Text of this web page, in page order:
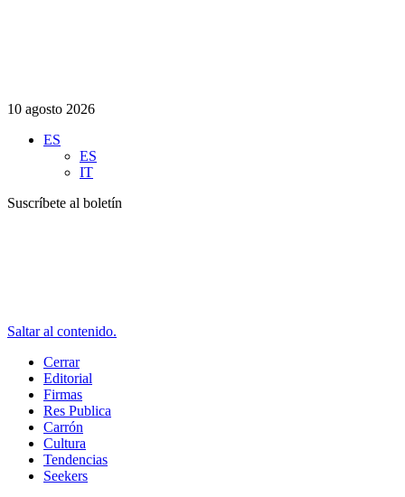
10 agosto 2026
ES
ES
IT
Suscríbete al boletín
Saltar al contenido.
Cerrar
Editorial
Firmas
Res Publica
Carrón
Cultura
Tendencias
Seekers